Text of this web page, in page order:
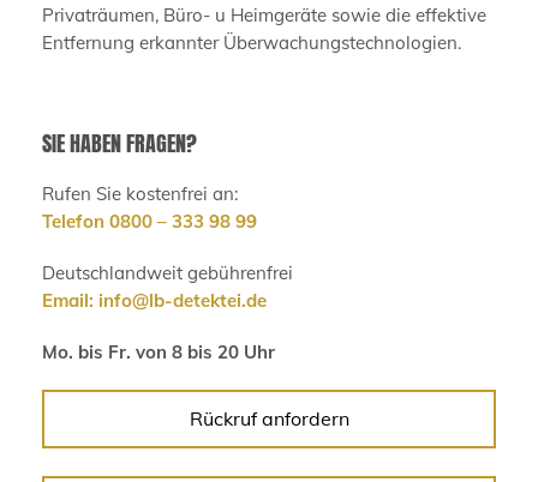
Privaträumen, Büro- u Heimgeräte sowie die effektive
Entfernung erkannter Überwachungstechnologien.
SIE HABEN FRAGEN?
Rufen Sie kostenfrei an:
Telefon 0800 – 333 98 99
Deutschlandweit gebührenfrei
Email: info@lb-detektei.de
Mo. bis Fr. von 8 bis 20 Uhr
Rückruf anfordern